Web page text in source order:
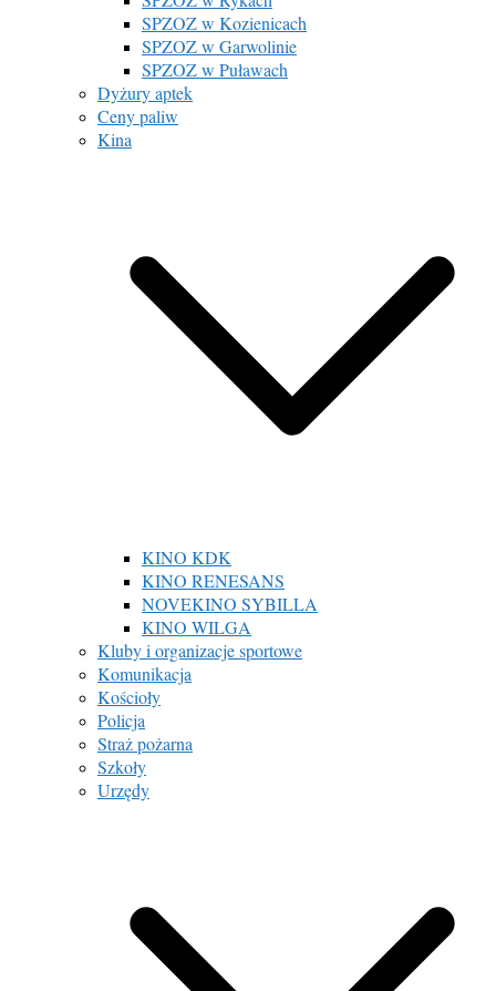
SPZOZ w Kozienicach
SPZOZ w Garwolinie
SPZOZ w Puławach
Dyżury aptek
Ceny paliw
Kina
KINO KDK
KINO RENESANS
NOVEKINO SYBILLA
KINO WILGA
Kluby i organizacje sportowe
Komunikacja
Kościoły
Policja
Straż pożarna
Szkoły
Urzędy